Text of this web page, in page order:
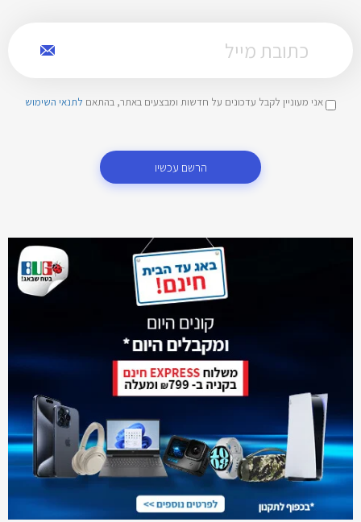
אני מעוניין לקבל עדכונים על חדשות ומבצעים באתר, בהתאם לתנאי השימוש
הרשם עכשיו